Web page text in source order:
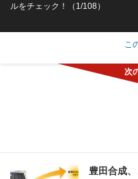
ルをチェック！（1/108）
こ
豊田合成